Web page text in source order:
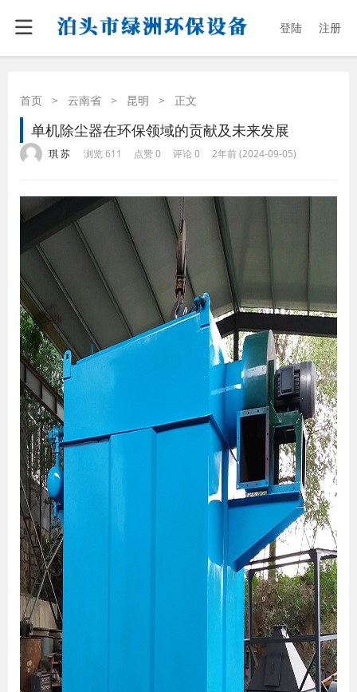
登陆 注册
首页 > 云南省 > 昆明 > 正文
单机除尘器在环保领域的贡献及未来发展
琪 苏 浏览 611 点赞 0 评论 0 2年前 (2024-09-05)